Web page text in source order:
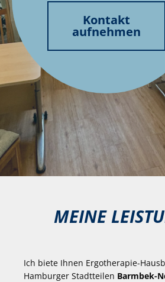
Kontakt
aufnehmen
MEINE
Ich biete Ihnen Ergotherapie-
Hamburger Stadtteilen Barmbek-